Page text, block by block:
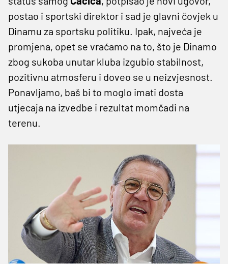
postao i sportski direktor i sad je glavni čovjek u
Dinamu za sportsku politiku. Ipak, najveća je
promjena, opet se vraćamo na to, što je Dinamo
zbog sukoba unutar kluba izgubio stabilnost,
pozitivnu atmosferu i doveo se u neizvjesnost.
Ponavljamo, baš bi to moglo imati dosta
utjecaja na izvedbe i rezultat momčadi na
terenu.